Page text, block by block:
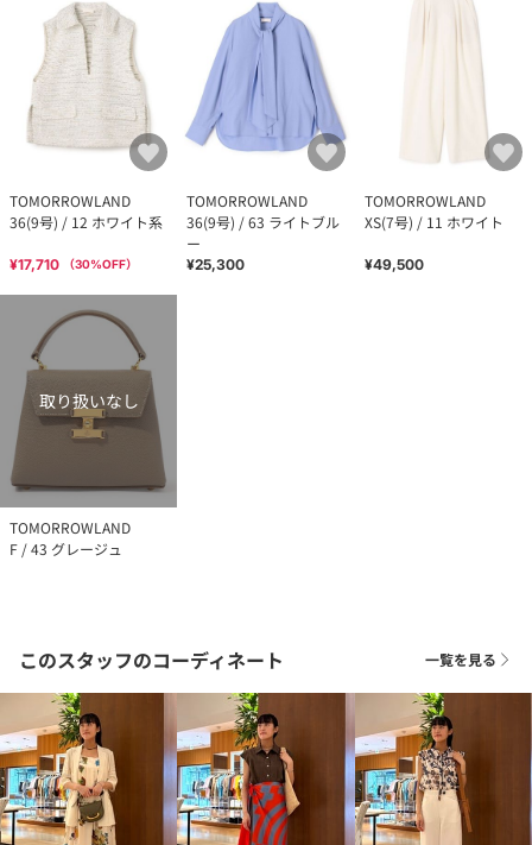
TOMORROWLAND
36(9号) / 12 ホワイト系
¥17,710 （30%OFF）
TOMORROWLAND
36(9号) / 63 ライトブル
ー
¥25,300
TOMORROWLAND
XS(7号) / 11 ホワイト
¥49,500
取り扱いなし
TOMORROWLAND
F / 43 グレージュ
このスタッフのコーディネート 一覧を見る